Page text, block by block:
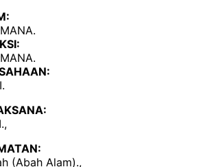
(Abah Alam).,